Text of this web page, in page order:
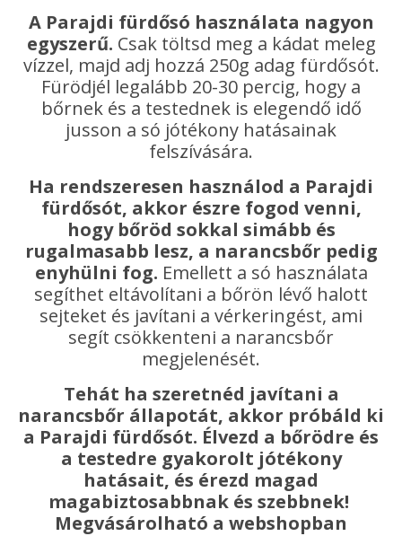
A Parajdi fürdősó használata nagyon
egyszerű. Csak töltsd meg a kádat meleg
vízzel, majd adj hozzá 250g adag fürdősót.
Fürödjél legalább 20-30 percig, hogy a
bőrnek és a testednek is elegendő idő
jusson a só jótékony hatásainak
felszívására.
Ha rendszeresen használod a Parajdi
fürdősót, akkor észre fogod venni,
hogy bőröd sokkal simább és
rugalmasabb lesz, a narancsbőr pedig
enyhülni fog. Emellett a só használata
segíthet eltávolítani a bőrön lévő halott
sejteket és javítani a vérkeringést, ami
segít csökkenteni a narancsbőr
megjelenését.
Tehát ha szeretnéd javítani a
narancsbőr állapotát, akkor próbáld ki
a Parajdi fürdősót. Élvezd a bőrödre és
a testedre gyakorolt jótékony
hatásait, és érezd magad
magabiztosabbnak és szebbnek!
Megvásárolható a webshopban